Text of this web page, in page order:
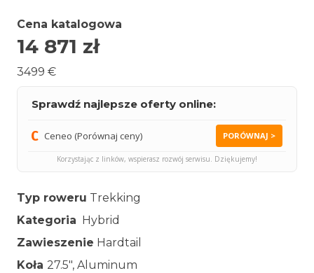
Cena katalogowa
14 871 zł
3499 €
Sprawdź najlepsze oferty online:
Ceneo (Porównaj ceny) PORÓWNAJ >
Korzystając z linków, wspierasz rozwój serwisu. Dziękujemy!
Typ roweru Trekking
Kategoria Hybrid
Zawieszenie Hardtail
Koła 27.5″, Aluminum